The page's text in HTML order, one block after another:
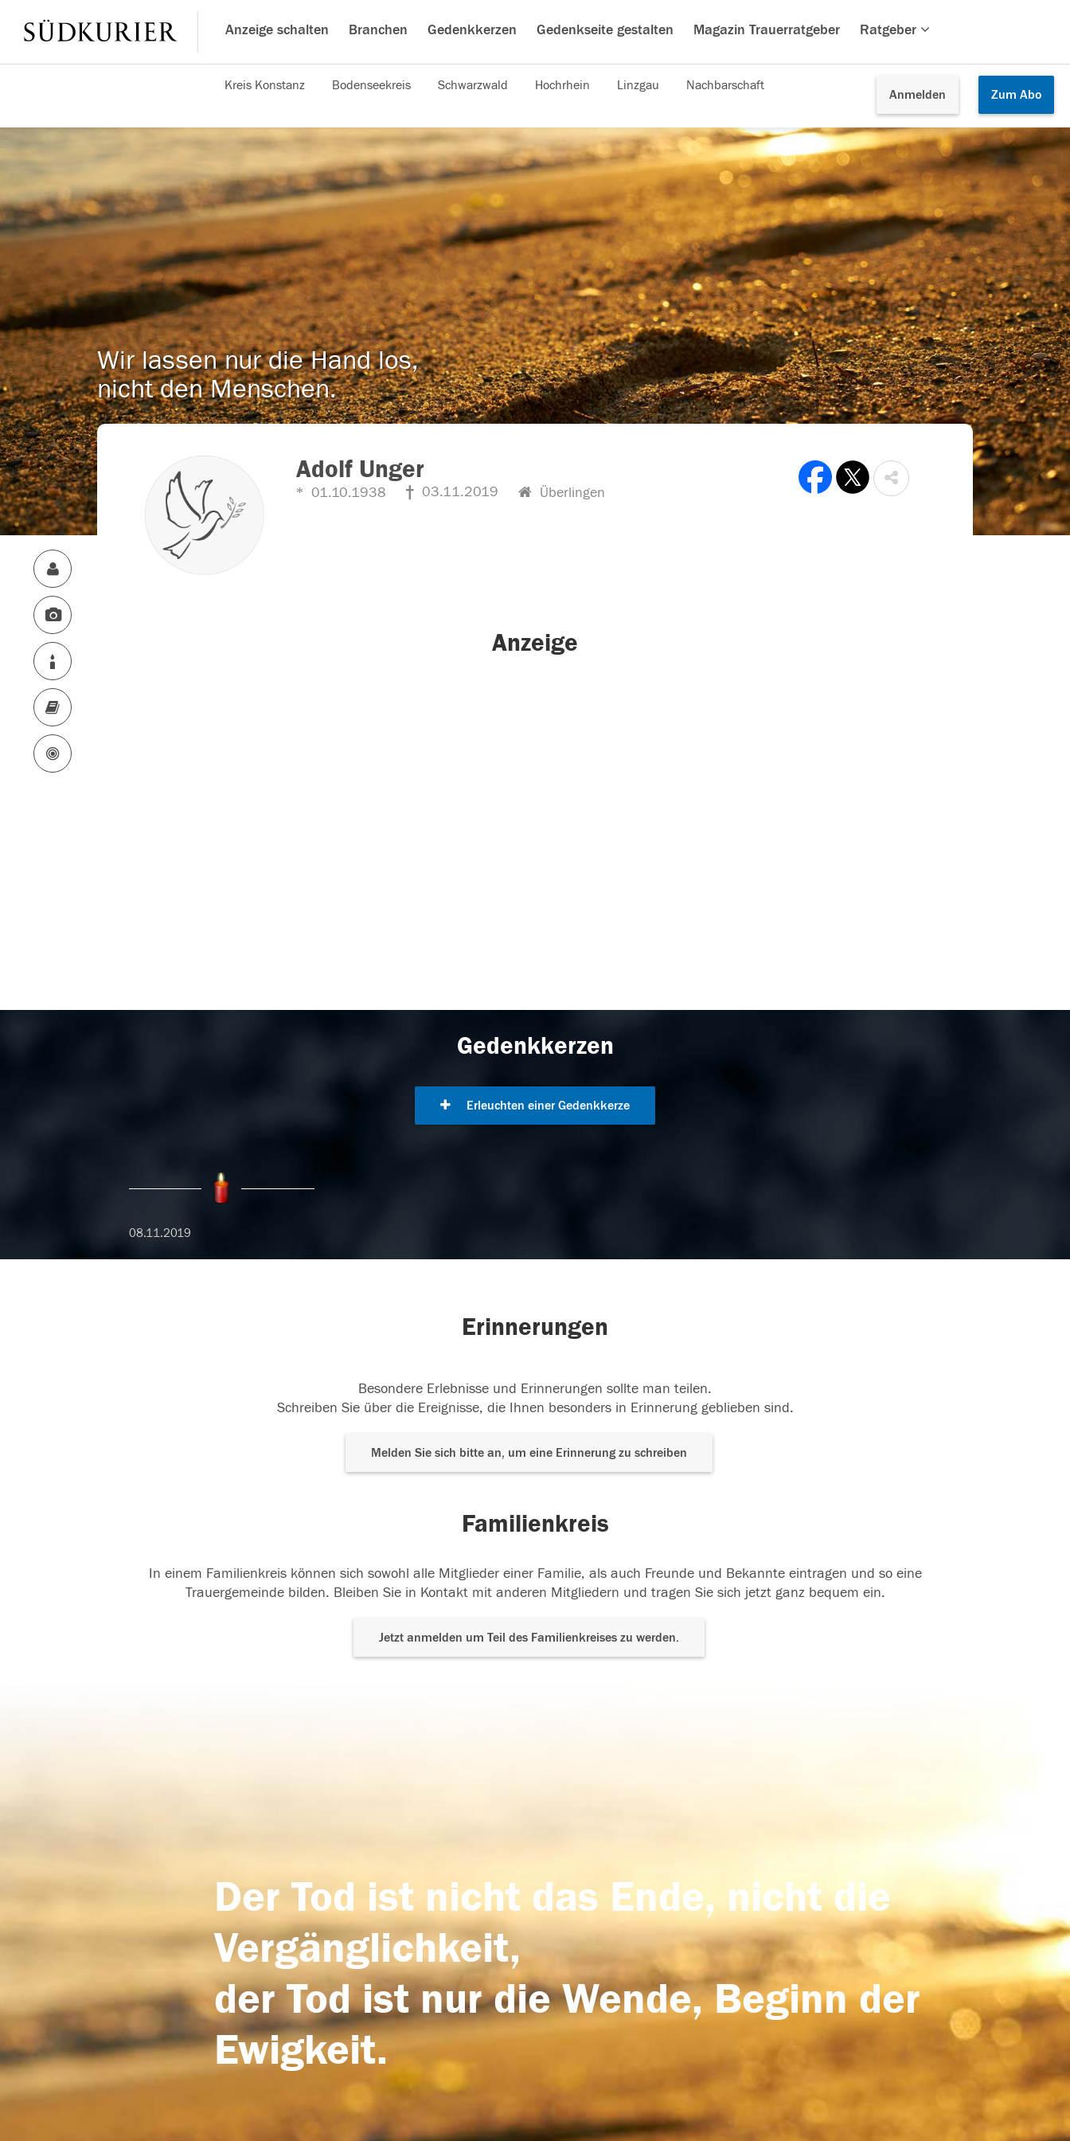
Anzeige schalten Branchen Gedenkkerzen Gedenkseite gestalten Magazin Trauerratgeber Ratgeber
Anmelden Zum Abo
Kreis Konstanz Bodenseekreis Schwarzwald Hochrhein Linzgau Nachbarschaft
Wir lassen nur die Hand los,
nicht den Menschen.
Adolf Unger
01.10.1938 03.11.2019 Überlingen
Anzeige
Gedenkkerzen
Erleuchten einer Gedenkkerze
08.11.2019
Erinnerungen
Besondere Erlebnisse und Erinnerungen sollte man teilen.
Schreiben Sie über die Ereignisse, die Ihnen besonders in Erinnerung geblieben sind.
Melden Sie sich bitte an, um eine Erinnerung zu schreiben
Familienkreis
In einem Familienkreis können sich sowohl alle Mitglieder einer Familie, als auch Freunde und Bekannte eintragen und so eine
Trauergemeinde bilden. Bleiben Sie in Kontakt mit anderen Mitgliedern und tragen Sie sich jetzt ganz bequem ein.
Jetzt anmelden um Teil des Familienkreises zu werden.
Der Tod ist nicht das Ende, nicht die
Vergänglichkeit,
der Tod ist nur die Wende, Beginn der
Ewigkeit.